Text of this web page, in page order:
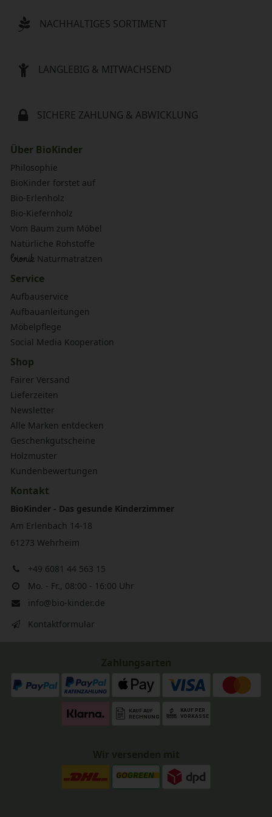
NACHHALTIGES SORTIMENT
LANGLEBIG & MITWACHSEND
SICHERE ZAHLUNG & ABWICKLUNG
Über BioKinder
Philosophie
BioKinder forstet auf
Bio-Erlenholz
Bio-Kiefernholz
Vom Baum zum Möbel
Natürliche Rohstoffe
bionik Naturmatratzen
Service
Aufbauservice
Aufbauanleitungen
Möbelpflege
Social Media Kooperation
Shop
Fairer Versand
Lieferzeiten
Newsletter
Alle Marken entdecken
Geschenkgutscheine
Holzmuster
Kundenbewertungen
Kontakt
BioKinder - Das gesunde Kinderzimmer
Am Erlenbach 14-18
61273 Wehrheim
+49 6081 44 563 15
Mo. - Fr., 08:00 - 16:00 Uhr
info@bio-kinder.de
Kontaktformular
Zahlungsarten
Wir versenden mit